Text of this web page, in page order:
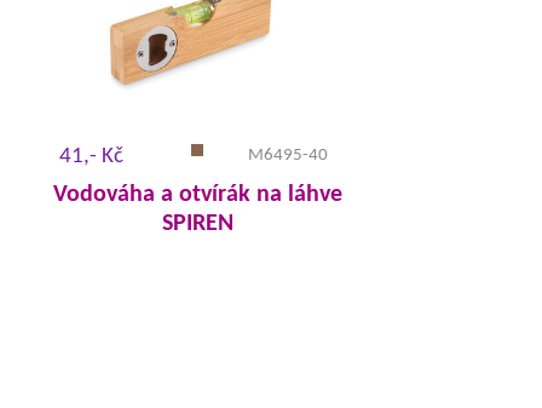
41,- Kč M6495-40
Vodováha a otvírák na láhve
SPIREN